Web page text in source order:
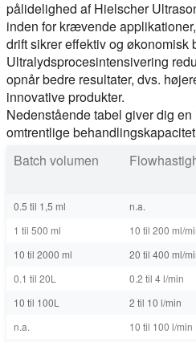
pålidelighed af Hielscher
inden for krævende
drift sikrer effektiv og økonomisk
Ultralydsprocesintensivering
opnår bedre resultater, dvs.
innovative produkter.
Nedenstående tabel giver dig
omtrentlige
Batch volumen
0.5 til 1,5 ml n.a.
1 til 500 ml
10 til 200 ml/
10 til 2000 ml
20 til 400 ml/
0.1 til 20L
0.2 til 4 l/min
10 til 100L
2 til 10 l/min
n.a.
10 til 100 l/min